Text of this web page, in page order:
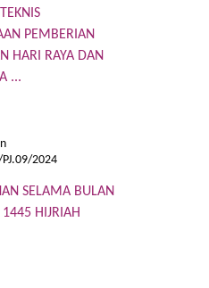
PEMBERIAN
HARI RAYA DAN
...
2024
SELAMA BULAN
HIJRIAH